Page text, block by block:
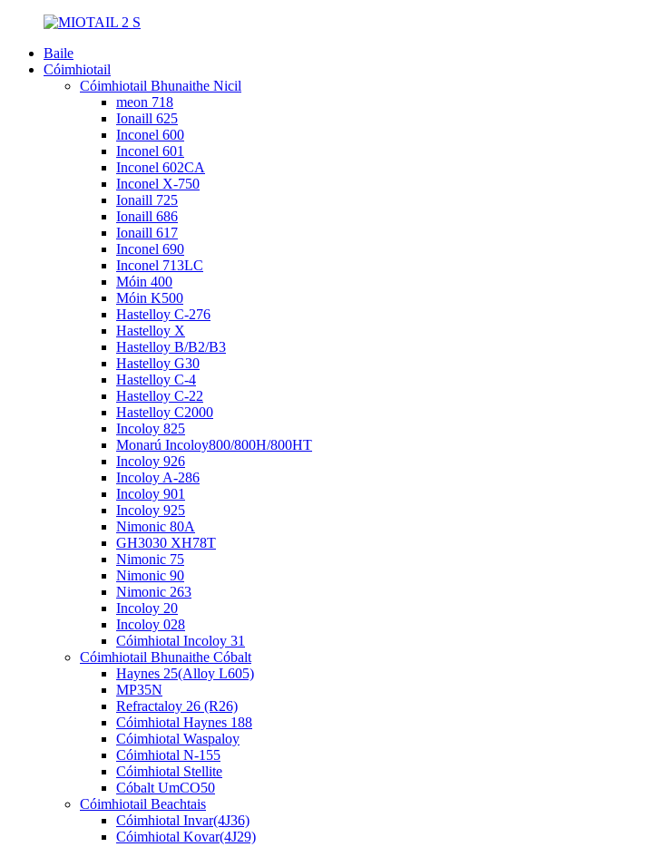
Baile
Cóimhiotail
Cóimhiotail Bhunaithe Nicil
meon 718
Ionaill 625
Inconel 600
Inconel 601
Inconel 602CA
Inconel X-750
Ionaill 725
Ionaill 686
Ionaill 617
Inconel 690
Inconel 713LC
Móin 400
Móin K500
Hastelloy C-276
Hastelloy X
Hastelloy B/B2/B3
Hastelloy G30
Hastelloy C-4
Hastelloy C-22
Hastelloy C2000
Incoloy 825
Monarú Incoloy800/800H/800HT
Incoloy 926
Incoloy A-286
Incoloy 901
Incoloy 925
Nimonic 80A
GH3030 XH78T
Nimonic 75
Nimonic 90
Nimonic 263
Incoloy 20
Incoloy 028
Cóimhiotal Incoloy 31
Cóimhiotail Bhunaithe Cóbalt
Haynes 25(Alloy L605)
MP35N
Refractaloy 26 (R26)
Cóimhiotal Haynes 188
Cóimhiotal Waspaloy
Cóimhiotal N-155
Cóimhiotal Stellite
Cóbalt UmCO50
Cóimhiotail Beachtais
Cóimhiotal Invar(4J36)
Cóimhiotal Kovar(4J29)